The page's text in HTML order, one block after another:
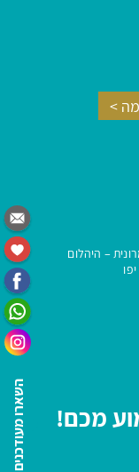
השארו מעודכנים
– היהלום
מכם!